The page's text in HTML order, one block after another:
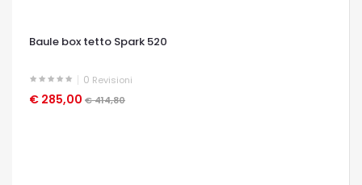
Baule box tetto Spark 520
0 Revisioni
€ 285,00 € 414,80
OCCHIATA VELOCE